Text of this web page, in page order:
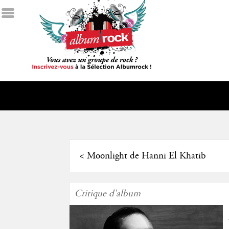
< Moonlight de Hanni El Khatib
Critique d'album